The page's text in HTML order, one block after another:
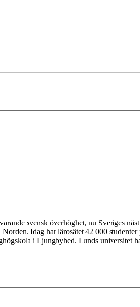
svensk överhöghet, nu Sveriges
Idag har lärosätet 42 000
i Ljungbyhed. Lunds universitet